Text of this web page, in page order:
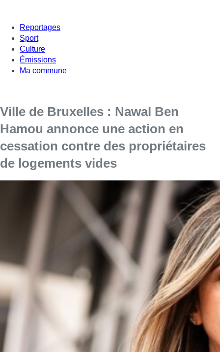
Reportages
Sport
Culture
Émissions
Ma commune
Ville de Bruxelles : Nawal Ben
Hamou annonce une action en
cessation contre des propriétaires
de logements vides